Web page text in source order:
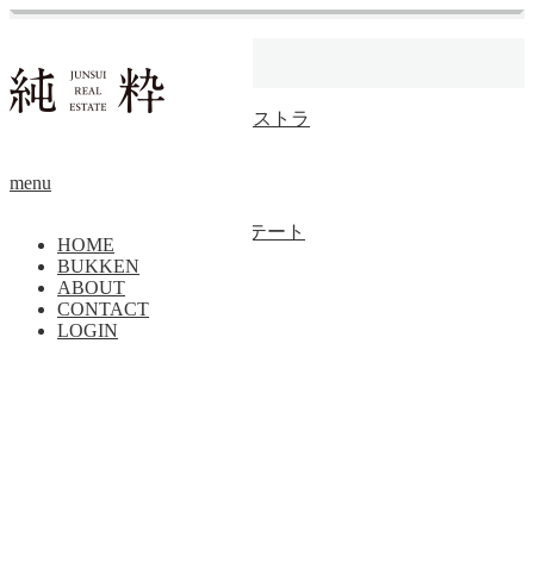
menu
HOME
BUKKEN
ABOUT
CONTACT
LOGIN
収益
【成約済】空とオーケストラ
トップページに戻る
純粋リアルエステート
PAGE TOP